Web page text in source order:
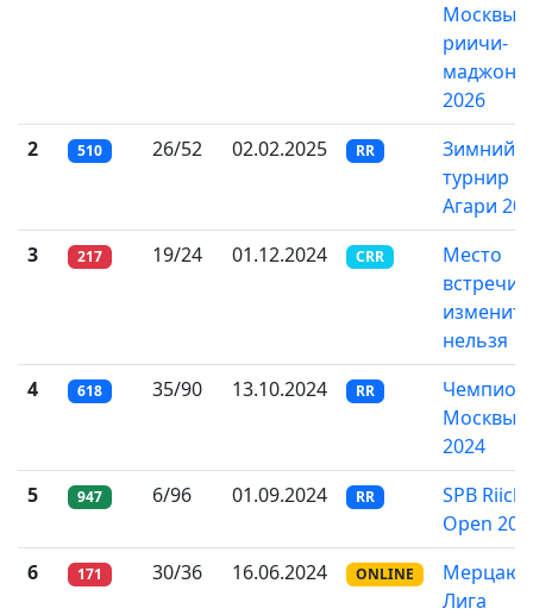
Москвы
риичи-
маджонгу
2026
2
510 26/52 02.02.2025 RR
Зимний
турнир
Агари
3
217 19/24 01.12.2024 CRR
Место
встречи
изменить
нельзя
4
618 35/90 13.10.2024 RR
Москвы
2024
5
947 6/96 01.09.2024 RR
SPB Riichi
Open
6
171 30/36 16.06.2024 ONLINE
Лига